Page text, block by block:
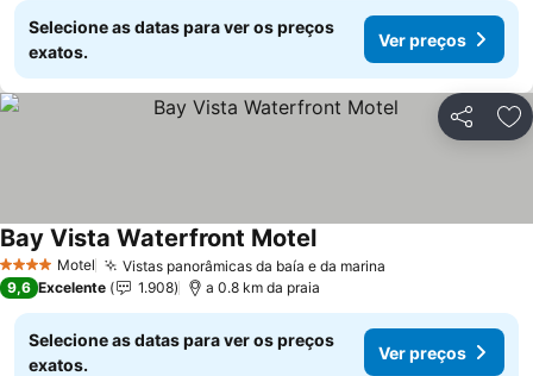
Selecione as datas para ver os preços
exatos.
Ver preços
Partilhar
4 EstrelasMotel Vistas panorâmicas da baía e da marina
Bay Vista Waterfront Motel
9,6 Excelente 1.908 a 0.8 km da praia
Selecione as datas para ver os preços
exatos.
Ver preços